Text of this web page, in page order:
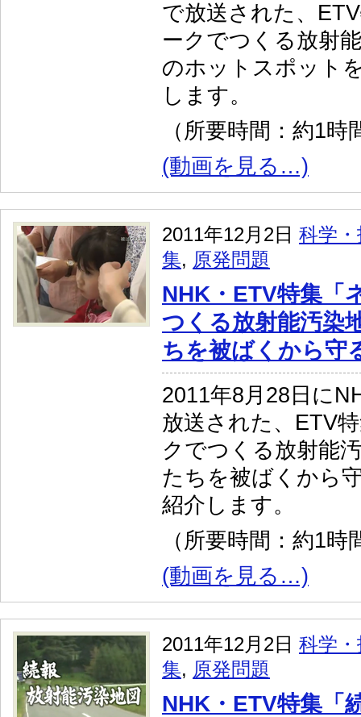
で放送された、
ークでつくる放射
のホットスポット
します。
（所要時間：約1時
(動画を見る…)
2011年12月2日 科学
集, 原発問題
NHK・ETV特集「
つくる放射能汚染
ちを被ばくから守
2011年8月28日に
放送された、ETV
クでつくる放射能
たちを被ばくから
紹介します。
（所要時間：約1時
(動画を見る…)
2011年12月2日 科学
集, 原発問題
NHK・ETV特集「